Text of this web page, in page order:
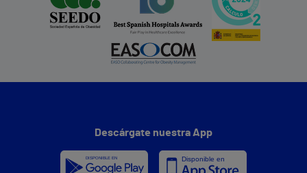
Descárgate nuestra App